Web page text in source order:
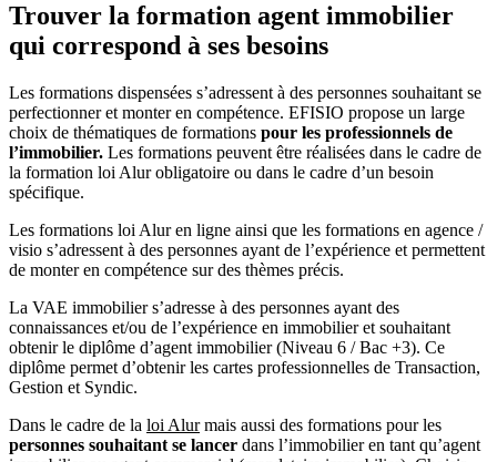
Trouver la formation agent immobilier
qui correspond à ses besoins
Les formations dispensées s’adressent à des personnes souhaitant se
perfectionner et monter en compétence. EFISIO propose un large
choix de thématiques de formations pour les professionnels de
l’immobilier. Les formations peuvent être réalisées dans le cadre de
la formation loi Alur obligatoire ou dans le cadre d’un besoin
spécifique.
Les formations loi Alur en ligne ainsi que les formations en agence /
visio s’adressent à des personnes ayant de l’expérience et permettent
de monter en compétence sur des thèmes précis.
La VAE immobilier s’adresse à des personnes ayant des
connaissances et/ou de l’expérience en immobilier et souhaitant
obtenir le diplôme d’agent immobilier (Niveau 6 / Bac +3). Ce
diplôme permet d’obtenir les cartes professionnelles de Transaction,
Gestion et Syndic.
Dans le cadre de la loi Alur mais aussi des formations pour les
personnes souhaitant se lancer dans l’immobilier en tant qu’agent